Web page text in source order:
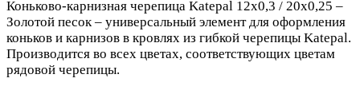
Коньково-карнизная черепица Katepal 12х0,3 / 20х0,25 –
Золотой песок – универсальный элемент для оформления
коньков и карнизов в кровлях из гибкой черепицы Katepal.
Производится во всех цветах, соответствующих цветам
рядовой черепицы.